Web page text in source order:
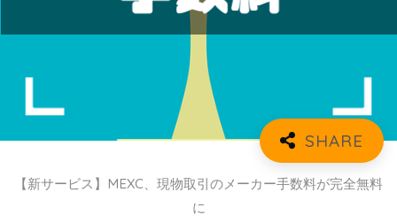
【新サービス】MEXC、現物取引のメーカー手数料が完全無料
に